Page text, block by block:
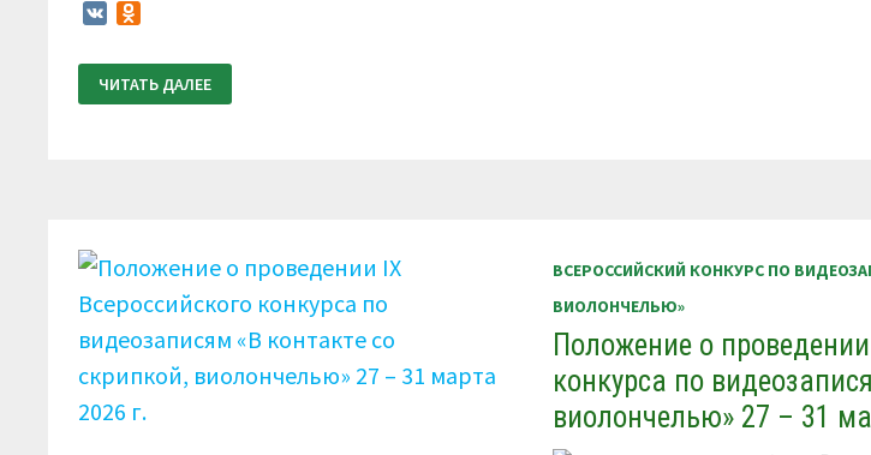
VK
ИТОГОВЫЙ
ПРОТОКОЛ.
IX
ВИОЛОНЧЕЛЬЮ»
27
31
МАРТА
2026
Г.
ЧИТАТЬ ДАЛЕЕ
ВСЕРОССИЙСКИЙ КОНКУРС ПО
ВИОЛОНЧЕЛЬЮ»
Положение о
конкурса по
виолончелью» 27 – 31